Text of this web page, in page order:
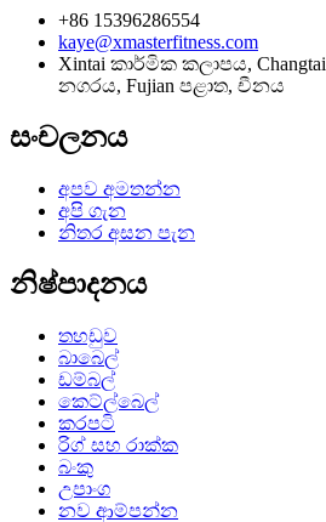
+86 15396286554
kaye@xmasterfitness.com
Xintai කාර්මික කලාපය, Changtai
නගරය, Fujian පළාත, චීනය
සංචලනය
අපව අමතන්න
අපි ගැන
නිතර අසන පැන
නිෂ්පාදනය
තහඩුව
බාබෙල්
ඩම්බල්
කෙට්ල්බෙල්
කරපටි
රිග් සහ රාක්ක
බංකු
උපාංග
නව ආම්පන්න